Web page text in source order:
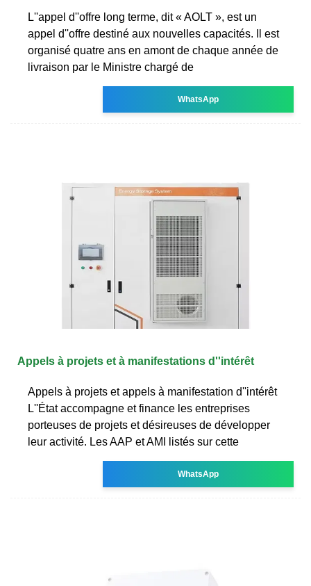
L''appel d''offre long terme, dit « AOLT », est un
appel d''offre destiné aux nouvelles capacités. Il est
organisé quatre ans en amont de chaque année de
livraison par le Ministre chargé de
WhatsApp
Appels à projets et à manifestations d''intérêt
Appels à projets et appels à manifestation d''intérêt
L''État accompagne et finance les entreprises
porteuses de projets et désireuses de développer
leur activité. Les AAP et AMI listés sur cette
WhatsApp